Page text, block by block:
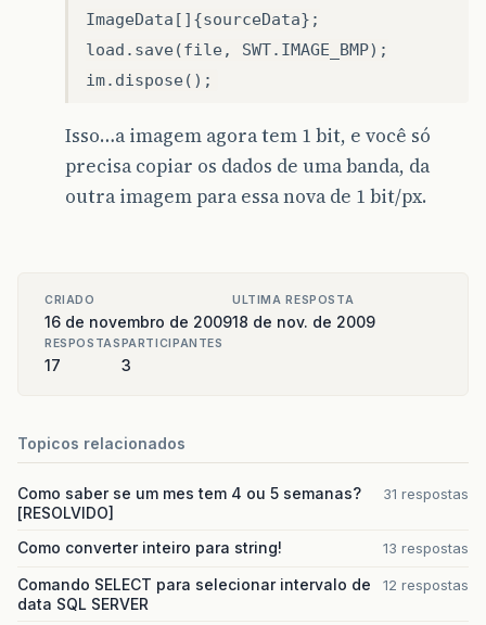
ImageData[]{sourceData};
load.save(file, SWT.IMAGE_BMP);
im.dispose();
Isso…a imagem agora tem 1 bit, e você só
precisa copiar os dados de uma banda, da
outra imagem para essa nova de 1 bit/px.
CRIADO
16 de novembro de 2009
ULTIMA RESPOSTA
18 de nov. de 2009
RESPOSTAS
17
PARTICIPANTES
3
Topicos relacionados
Como saber se um mes tem 4 ou 5 semanas?
[RESOLVIDO]
31 respostas
Como converter inteiro para string! 13 respostas
Comando SELECT para selecionar intervalo de
data SQL SERVER
12 respostas